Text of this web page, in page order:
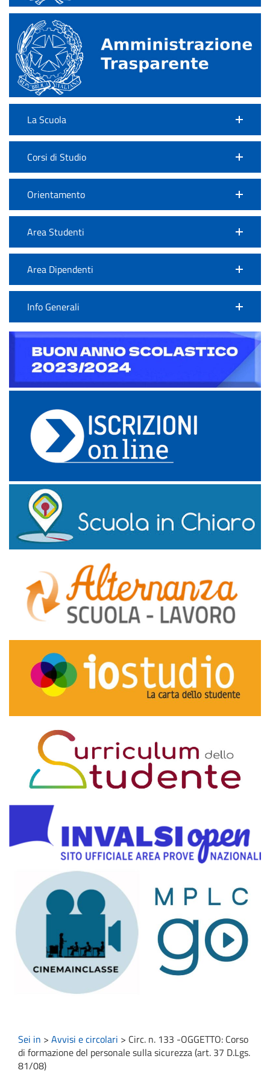
La Scuola
Corsi di Studio
Orientamento
Area Studenti
Area Dipendenti
Info Generali
Sei in > Avvisi e circolari > Circ. n. 133 -OGGETTO: Corso
di formazione del personale sulla sicurezza (art. 37 D.Lgs.
81/08)